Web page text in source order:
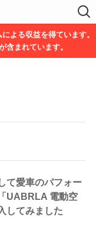
よる収益を得ています。
含まれています。
て愛車のパフォー
UABRLA 電動空
してみました